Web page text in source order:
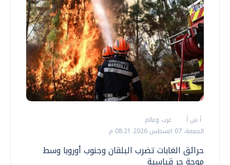
أ ش أ
عرب وعالم
الجمعة، 07 اغسطس 2026 08:21 م
حرائق الغابات تضرب البلقان وجنوب أوروبا وسط
موجة حر قياسية